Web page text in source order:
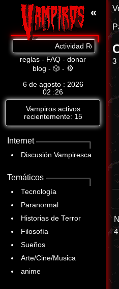
«
Actividad Reciente:
reglas - FAQ - donar
blog - 🎲 - ⚙
6 de agosto : 2026
02 :26
Vampiros activos
recientemente: 15
Internet
Discusión Vampiresca
Temáticos
Tecnología
Paranormal
Historias de Terror
Filosofía
Sueños
Arte/Cine/Musica
anime
3
4